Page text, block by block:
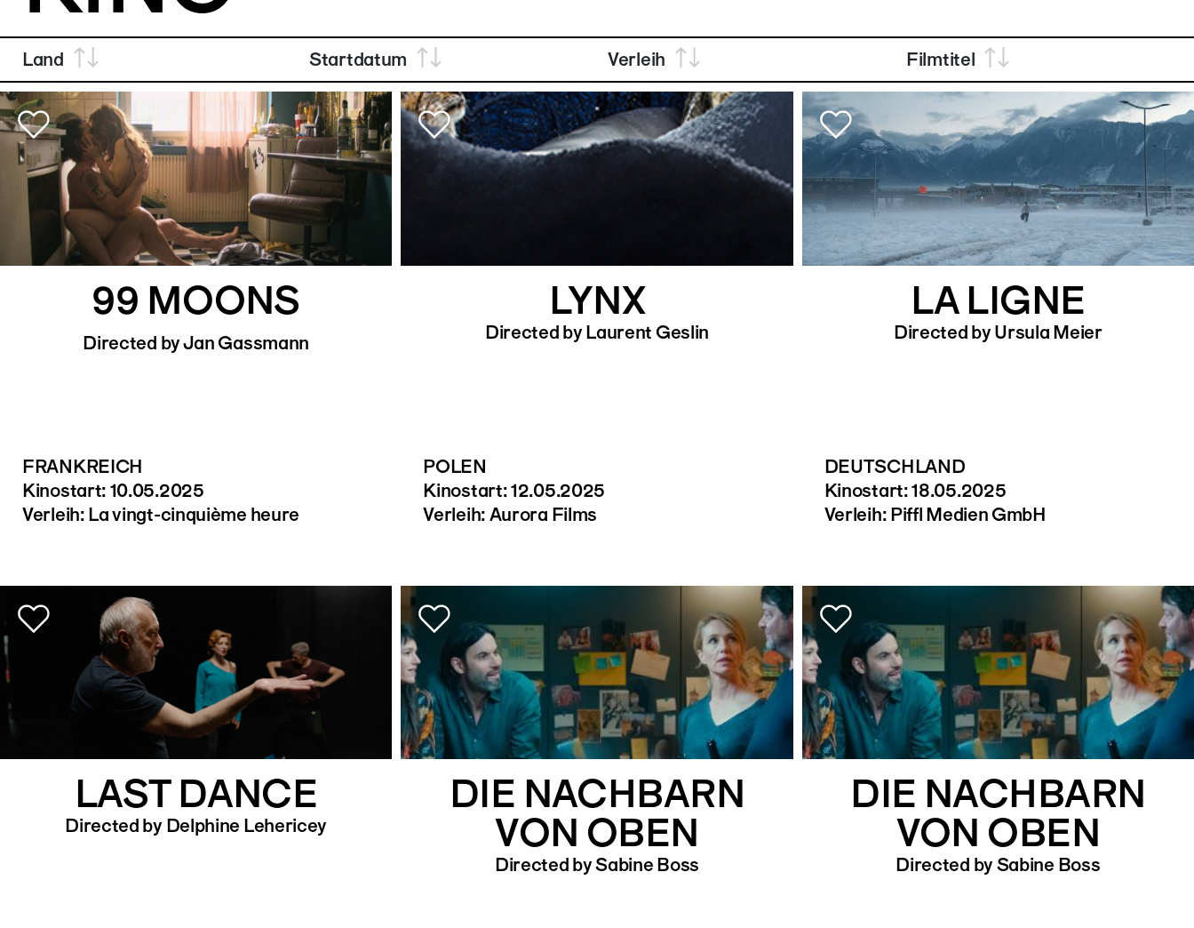
Land Startdatum Verleih Filmtitel
99 MOONS
Directed by Jan Gassmann
FRANKREICH
Kinostart: 10.05.2025
Verleih: La vingt-cinquième heure
LYNX
Directed by Laurent Geslin
POLEN
Kinostart: 12.05.2025
Verleih: Aurora Films
LA LIGNE
Directed by Ursula Meier
DEUTSCHLAND
Kinostart: 18.05.2025
Verleih: Piffl Medien GmbH
LAST DANCE
Directed by Delphine Lehericey
DIE NACHBARN
VON OBEN
Directed by Sabine Boss
DIE NACHBARN
VON OBEN
Directed by Sabine Boss